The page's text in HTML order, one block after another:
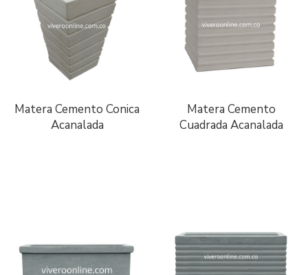
Matera Cemento Conica
Acanalada
Matera Cemento
Cuadrada Acanalada